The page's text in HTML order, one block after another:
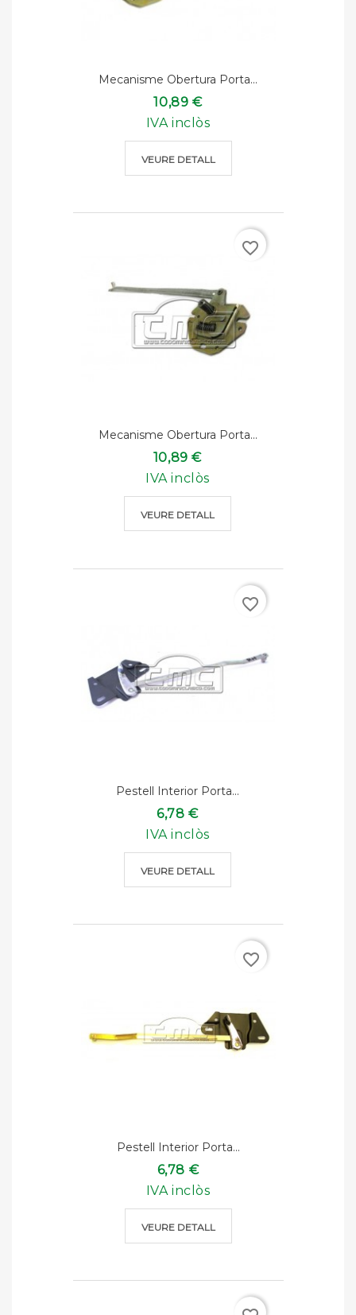
Mecanisme Obertura Porta...
10,89 €
IVA inclòs
VEURE DETALL
Mecanisme Obertura Porta...
10,89 €
IVA inclòs
VEURE DETALL
favorite_border
Pestell Interior Porta...
6,78 €
IVA inclòs
VEURE DETALL
favorite_border
Pestell Interior Porta...
6,78 €
IVA inclòs
VEURE DETALL
favorite_border